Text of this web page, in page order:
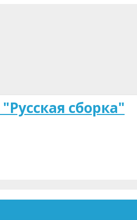
сборка"